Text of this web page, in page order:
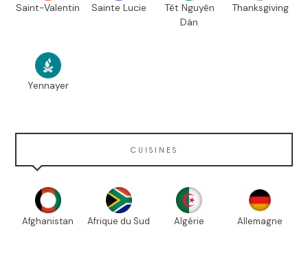
Saint-Valentin Sainte Lucie
Têt Nguyên
Dán
Thanksgiving
Yennayer
CUISINES
Afghanistan Afrique du Sud Algérie Allemagne